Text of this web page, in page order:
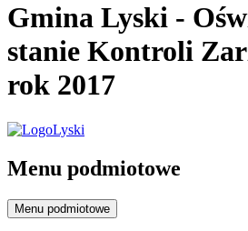
Gmina Lyski -
stanie Kontroli
rok 2017
Menu podmiotowe
Menu podmiotowe